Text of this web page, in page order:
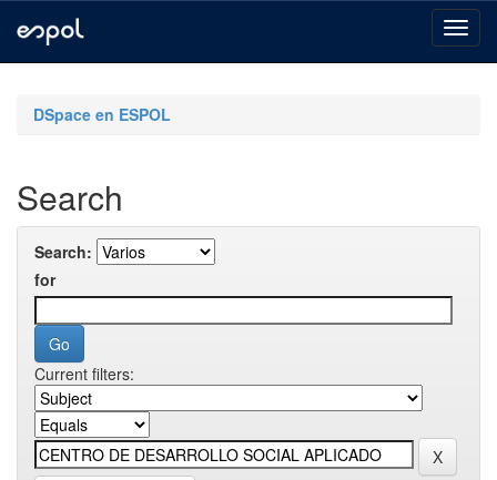
navigationDSpace en ESPOL
Search
Search:
for
Current filters: